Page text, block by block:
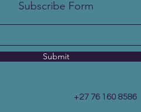
Subscribe Form
Submit
+27 76 160 8586